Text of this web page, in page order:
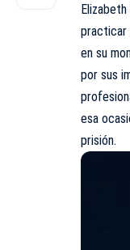
practicar
en su
por sus
esa
prisión.